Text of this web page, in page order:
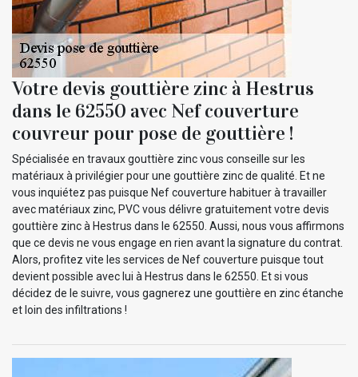
Votre devis gouttière zinc à Hestrus
dans le 62550 avec Nef couverture
couvreur pour pose de gouttière !
Spécialisée en travaux gouttière zinc vous conseille sur les
matériaux à privilégier pour une gouttière zinc de qualité. Et ne
vous inquiétez pas puisque Nef couverture habituer à travailler
avec matériaux zinc, PVC vous délivre gratuitement votre devis
gouttière zinc à Hestrus dans le 62550. Aussi, nous vous affirmons
que ce devis ne vous engage en rien avant la signature du contrat.
Alors, profitez vite les services de Nef couverture puisque tout
devient possible avec lui à Hestrus dans le 62550. Et si vous
décidez de le suivre, vous gagnerez une gouttière en zinc étanche
et loin des infiltrations !